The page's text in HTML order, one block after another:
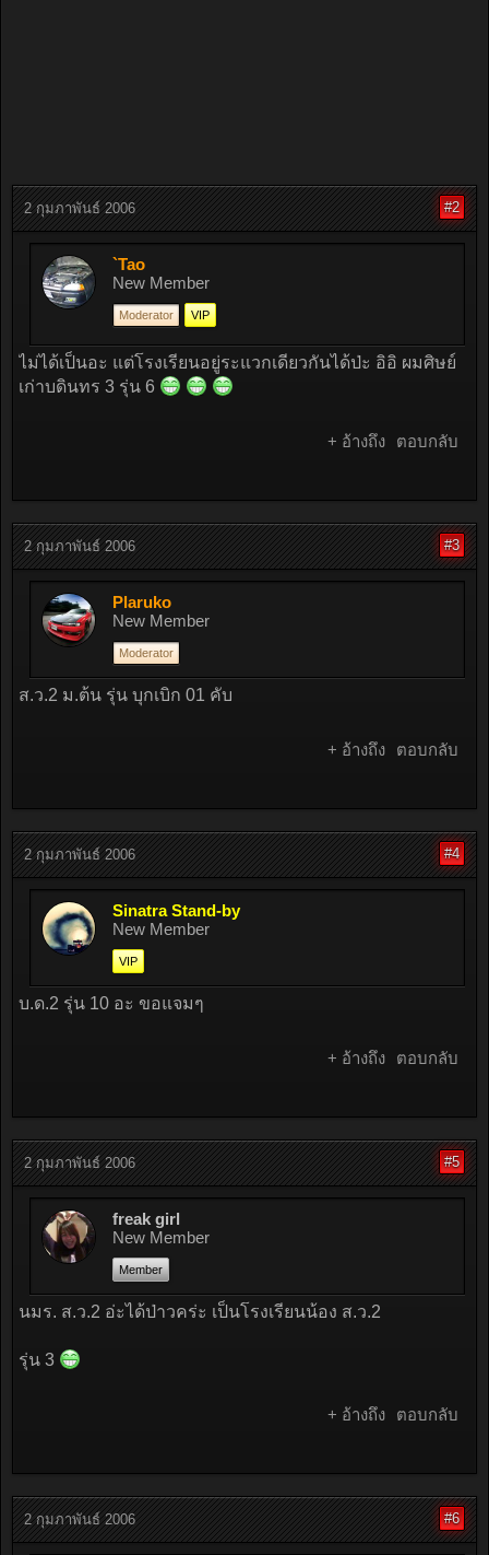
2 กุมภาพันธ์ 2006 #2
`Tao
New Member
Moderator VIP
ไม่ได้เป็นอะ แต่โรงเรียนอยู่ระแวกเดียวกันได้ป่ะ อิอิ ผมศิษย์
เก่าบดินทร 3 รุ่น 6
+ อ้างถึง ตอบกลับ
2 กุมภาพันธ์ 2006 #3
Plaruko
New Member
Moderator
ส.ว.2 ม.ต้น รุ่น บุกเบิก 01 คับ
+ อ้างถึง ตอบกลับ
2 กุมภาพันธ์ 2006 #4
Sinatra Stand-by
New Member
VIP
บ.ด.2 รุ่น 10 อะ ขอแจมๆ
+ อ้างถึง ตอบกลับ
2 กุมภาพันธ์ 2006 #5
freak girl
New Member
Member
นมร. ส.ว.2 อ่ะได้ป่าวคร่ะ เป็นโรงเรียนน้อง ส.ว.2
รุ่น 3
+ อ้างถึง ตอบกลับ
2 กุมภาพันธ์ 2006 #6